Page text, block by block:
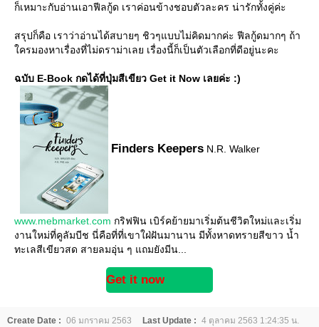
ก็เหมาะกับอ่านเอาฟีลกู้ด เราค่อนข้างชอบตัวละคร น่ารักทั้งคู่ค่ะ
สรุปก็คือ เราว่าอ่านได้สบายๆ ชิวๆแบบไม่คิดมากค่ะ ฟีลกู้ดมากๆ ถ้า
ครมองหาเรื่องที่ไม่ดราม่าเลย เรื่องนี้ก็เป็นตัวเลือกที่ดีอยู่นะคะ
ฉบับ E-Book กดได้ที่ปุ่มสีเขียว Get it Now เลยค่ะ :)
Finders Keepers N.R. Walker
www.mebmarket.com กริฟฟิน เบิร์คย้ายมาเริ่มต้นชีวิตใหม่และเริ่ม
งานใหม่ที่คูลัมบีช นี่คือที่ที่เขาใฝ่ฝันมานาน มีทั้งหาดทรายสีขาว น้ำ
ทะเลสีเขียวสด สายลมอุ่น ๆ แถมยังมีน...
Get it now
Create Date : 06 มกราคม 2563 Last Update : 4 ตุลาคม 2563 1:24:35 น.